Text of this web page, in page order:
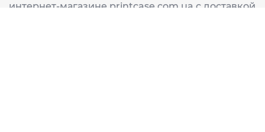
интернет-магазине printcase.com.ua с доставкой